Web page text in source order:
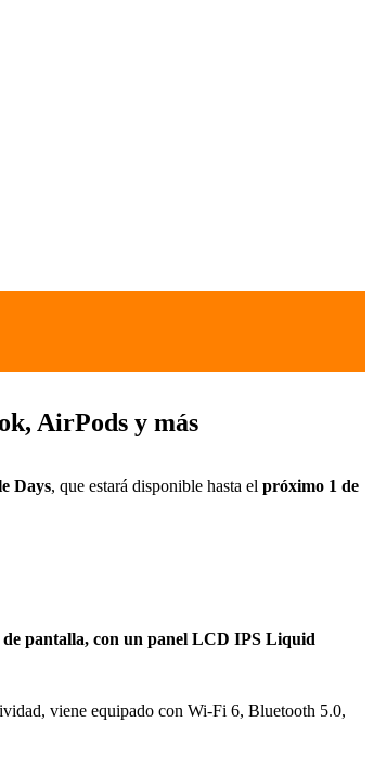
AirPods y más
Days, que estará disponible hasta el próximo 1 de
de pantalla, con un panel LCD IPS Liquid
viene equipado con Wi-Fi 6, Bluetooth 5.0,